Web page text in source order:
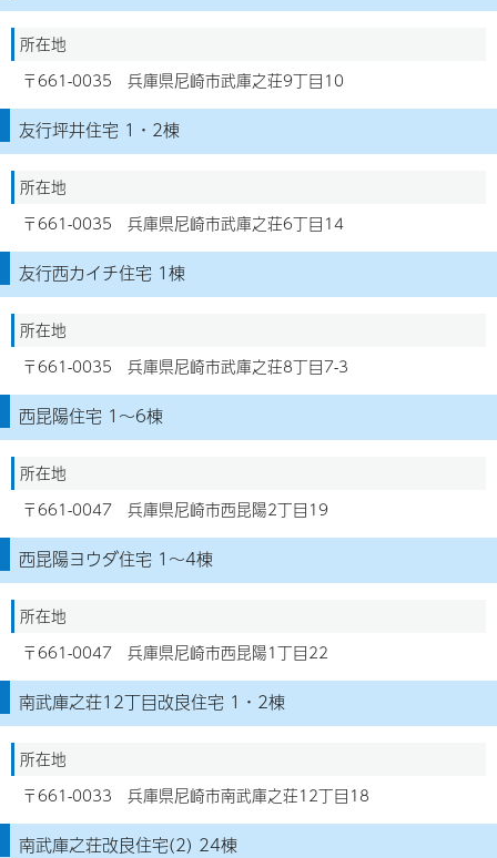
所在地
〒661-0035 兵庫県尼崎市武庫之荘9丁目10
友行坪井住宅 1・2棟
所在地
〒661-0035 兵庫県尼崎市武庫之荘6丁目14
友行西カイチ住宅 1棟
所在地
〒661-0035 兵庫県尼崎市武庫之荘8丁目7-3
西昆陽住宅 1～6棟
所在地
〒661-0047 兵庫県尼崎市西昆陽2丁目19
西昆陽ヨウダ住宅 1～4棟
所在地
〒661-0047 兵庫県尼崎市西昆陽1丁目22
南武庫之荘12丁目改良住宅 1・2棟
所在地
〒661-0033 兵庫県尼崎市南武庫之荘12丁目18
南武庫之荘改良住宅(2) 24棟